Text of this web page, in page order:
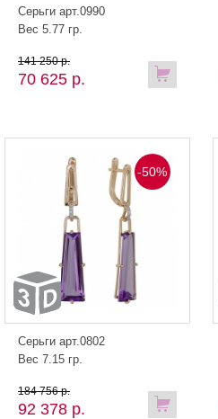
Серьги арт.0990
Вес 5.77 гр.
70 625 р.
141 250 р.
-50%
Серьги арт.0802
Вес 7.15 гр.
92 378 р.
184 756 р.